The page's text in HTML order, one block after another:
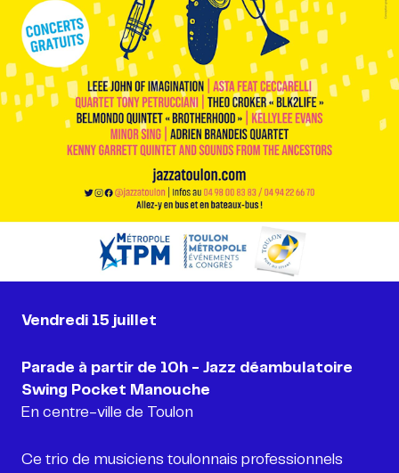
Vendredi 15 juillet
Parade à partir de 10h - Jazz déambulatoire
En centre-ville de Toulon
Ce trio de musiciens toulonnais professionnels